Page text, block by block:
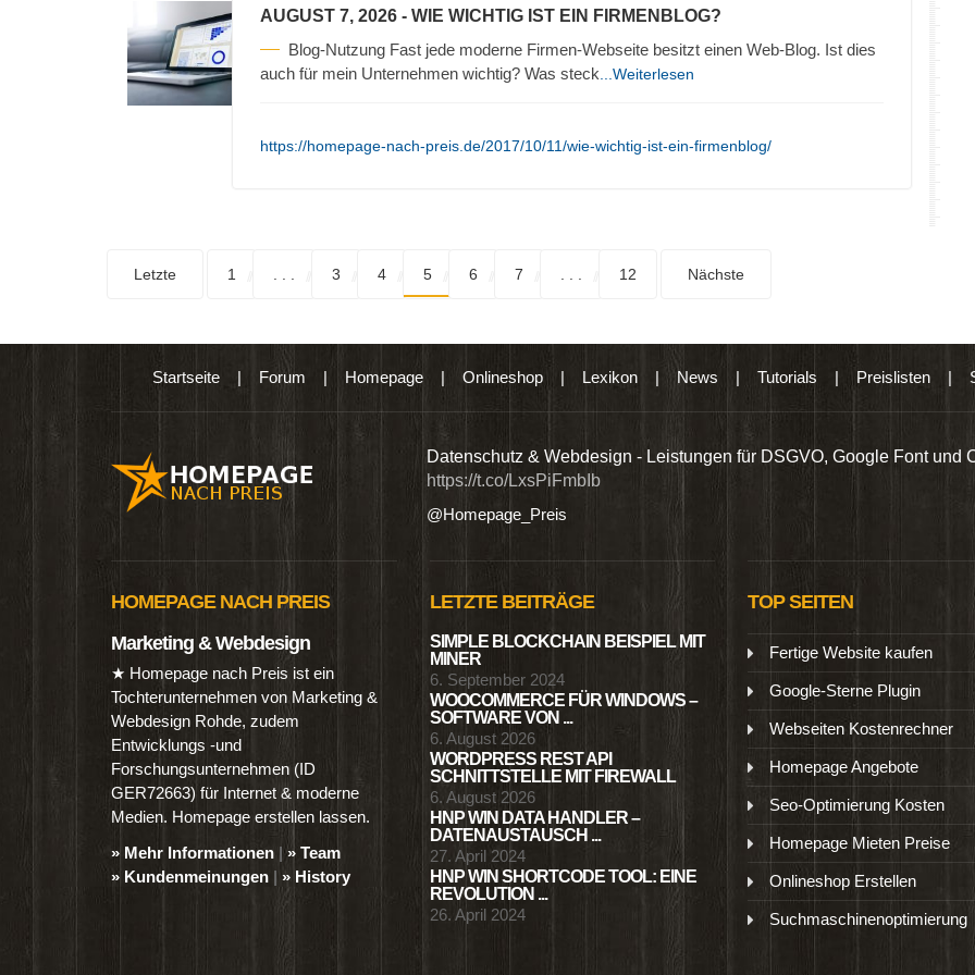
AUGUST 7, 2026 - WIE WICHTIG IST EIN FIRMENBLOG?
Blog-Nutzung Fast jede moderne Firmen-Webseite besitzt einen Web-Blog. Ist dies
auch für mein Unternehmen wichtig? Was steck ...Weiterlesen
https://homepage-nach-preis.de/2017/10/11/wie-wichtig-ist-ein-firmenblog/
Letzte 1 3 4 5 6 7 12 Nächste
Startseite| Forum | Homepage| Onlineshop| Lexikon|News | Tutorials | Preislisten|
Produkten wie Ebooks & DVDs.… Datenschutz & Webdesign - Leistungen für DSGVO, Google Font und
https://t.co/LxsPiFmbIb
@Homepage_Preis
HOMEPAGE NACH PREIS
Marketing & Webdesign
★ Homepage nach Preis ist ein
Tochterunternehmen von Marketing &
Webdesign Rohde, zudem
Entwicklungs -und
Forschungsunternehmen (ID
GER72663) für Internet & moderne
Medien. Homepage erstellen lassen.
» Mehr Informationen |» Team
» Kundenmeinungen | » History
LETZTE BEITRÄGE
SIMPLE BLOCKCHAIN BEISPIEL MIT
MINER
6. September 2024
WOOCOMMERCE FÜR WINDOWS –
SOFTWARE VON ...
6. August 2026
WORDPRESS REST API
SCHNITTSTELLE MIT FIREWALL
6. August 2026
HNP WIN DATA HANDLER –
DATENAUSTAUSCH ...
27. April 2024
HNP WIN SHORTCODE TOOL: EINE
REVOLUTION ...
26. April 2024
TOP SEITEN
Fertige Website kaufen
Google-Sterne Plugin
Webseiten Kostenrechner
Homepage Angebote
Seo-Optimierung Kosten
Homepage Mieten Preise
Onlineshop Erstellen
Suchmaschinenoptimierung